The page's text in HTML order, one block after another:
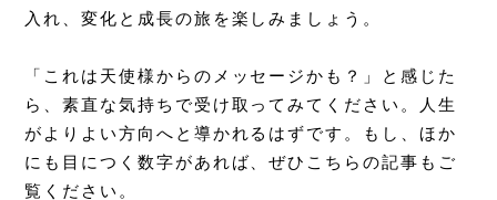
入れ
、変化と成長の旅を楽しみましょう。
「これは天使様からのメッセージかも？」と感じた
ら、素直な気持ちで受け取ってみてください。人生
がよりよい方向へと導かれるはずです。もし、ほか
にも目につく数字があれば、ぜひこちらの記事もご
覧ください。